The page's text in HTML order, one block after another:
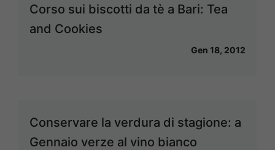
Corso sui biscotti da tè a Bari: Tea
and Cookies
Gen 18, 2012
Conservare la verdura di stagione: a
Gennaio verze al vino bianco